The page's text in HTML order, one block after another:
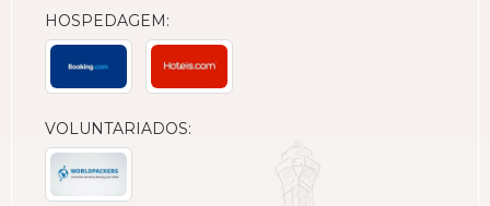
HOSPEDAGEM:
VOLUNTARIADOS: